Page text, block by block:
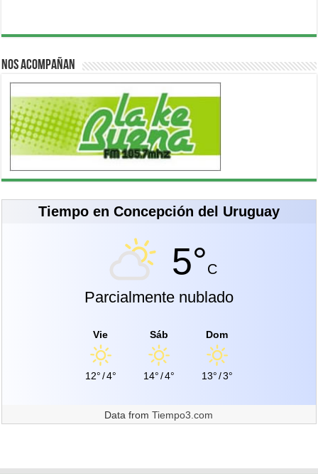
Nos acompañan
Tiempo en Concepción del Uruguay
5°C
Parcialmente nublado
Vie
12°/4°
Sáb
14°/4°
Dom
13°/3°
Data fromTiempo3.com